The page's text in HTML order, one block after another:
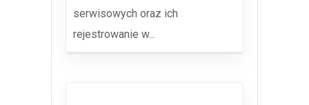
serwisowych oraz ich
rejestrowanie w...